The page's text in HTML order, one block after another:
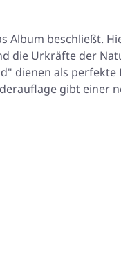
Album beschließt.
die Urkräfte der
dienen als
gibt einer